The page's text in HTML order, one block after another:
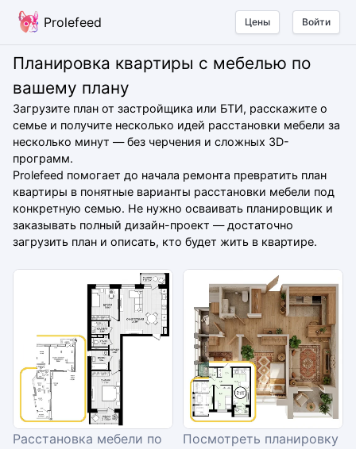
Prolefeed Цены Войти
Планировка квартиры с мебелью по
вашему плану
Загрузите план от застройщика или БТИ, расскажите о
семье и получите несколько идей расстановки мебели за
несколько минут — без черчения и сложных 3D-
программ.
Prolefeed помогает до начала ремонта превратить план
квартиры в понятные варианты расстановки мебели под
конкретную семью. Не нужно осваивать планировщик и
заказывать полный дизайн-проект — достаточно
загрузить план и описать, кто будет жить в квартире.
Расстановка мебели по
Посмотреть планировку